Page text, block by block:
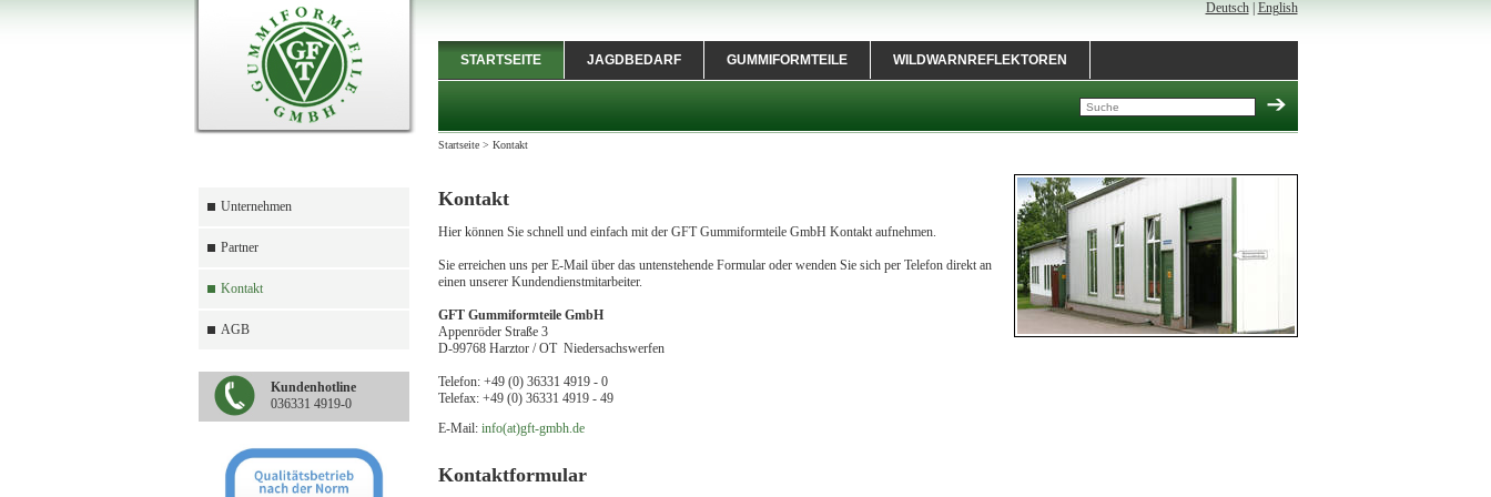
Unternehmen
Partner
Kontakt
AGB
Kundenhotline
036331 4919-0
Deutsch| English
STARTSEITE JAGDBEDARF GUMMIFORMTEILE WILDWARNREFLEKTOREN
Startseite> Kontakt
Kontakt
Hier können Sie schnell und einfach mit der GFT Gummiformteile GmbH Kontakt aufnehmen.
Sie erreichen uns per E-Mail über das untenstehende Formular oder wenden Sie sich per Telefon direkt an
einen unserer Kundendienstmitarbeiter.
GFT Gummiformteile GmbH
Appenröder Straße 3
D-99768 Harztor / OT Niedersachswerfen
Telefon: +49 (0) 36331 4919 - 0
Telefax: +49 (0) 36331 4919 - 49
E-Mail:info(at)gft-gmbh.de
Kontaktformular